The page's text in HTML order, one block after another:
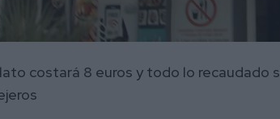
costará 8 euros y todo lo recaudado